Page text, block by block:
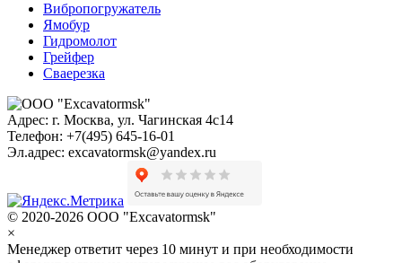
Вибропогружатель
Ямобур
Гидромолот
Грейфер
Сваерезка
Адрес: г. Москва, ул. Чагинская 4с14
Телефон: +7(495) 645-16-01
Эл.адрес: excavatormsk@yandex.ru
© 2020-2026 ООО "Excavatormsk"
×
Менеджер ответит через 10 минут и при необходимости